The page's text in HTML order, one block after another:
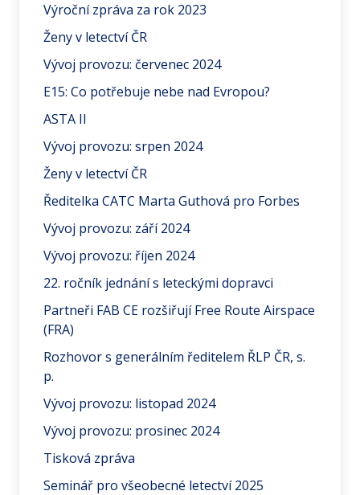
Výroční zpráva za rok 2023
Ženy v letectví ČR
Vývoj provozu: červenec 2024
E15: Co potřebuje nebe nad Evropou?
ASTA II
Vývoj provozu: srpen 2024
Ženy v letectví ČR
Ředitelka CATC Marta Guthová pro Forbes
Vývoj provozu: září 2024
Vývoj provozu: říjen 2024
22. ročník jednání s leteckými dopravci
Partneři FAB CE rozšiřují Free Route Airspace
(FRA)
Rozhovor s generálním ředitelem ŘLP ČR, s.
p.
Vývoj provozu: listopad 2024
Vývoj provozu: prosinec 2024
Tisková zpráva
Seminář pro všeobecné letectví 2025